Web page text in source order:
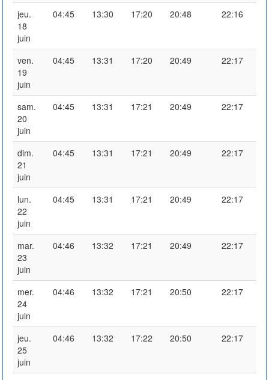
jeu.
18
juin
04:45 13:30 17:20 20:48 22:16
ven.
19
juin
04:45 13:31 17:20 20:49 22:17
sam.
20
juin
04:45 13:31 17:21 20:49 22:17
dim.
21
juin
04:45 13:31 17:21 20:49 22:17
lun.
22
juin
04:45 13:31 17:21 20:49 22:17
mar.
23
juin
04:46 13:32 17:21 20:49 22:17
mer.
24
juin
04:46 13:32 17:21 20:50 22:17
jeu.
25
juin
04:46 13:32 17:22 20:50 22:17